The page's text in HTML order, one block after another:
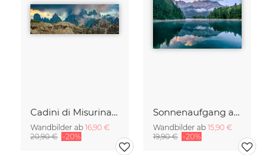
Cadini di Misurina im Sommer - Panorama
Wandbilder ab 16,90 €
20,90 € -20%
Sonnenaufgang am Eibsee Bayern
Wandbilder ab 15,90 €
19,90 € -20%